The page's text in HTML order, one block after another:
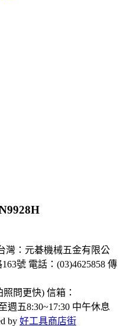
灣：元碁機械五金有限公
號 電話：(03)4625858 傳
問更快) 信箱：
週五8:30~17:30 中午休息
by 好工具商店街